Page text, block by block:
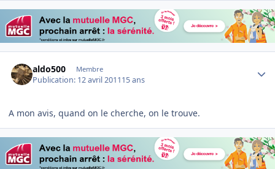
aldo500 Membre
Publication: 12 avril 201115 ans
A mon avis, quand on le cherche, on le trouve.